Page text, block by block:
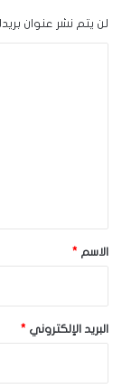
لن يتم نشر عنوان
*الاسم *
البريد الإلكتروني *